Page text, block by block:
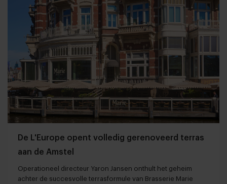
De L'Europe opent volledig gerenoveerd terras
aan de Amstel
Operationeel directeur Yaron Jansen onthult het geheim
achter de succesvolle terrasformule van Brasserie Marie